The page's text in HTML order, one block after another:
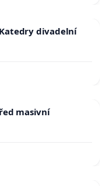
divadelní
masivní